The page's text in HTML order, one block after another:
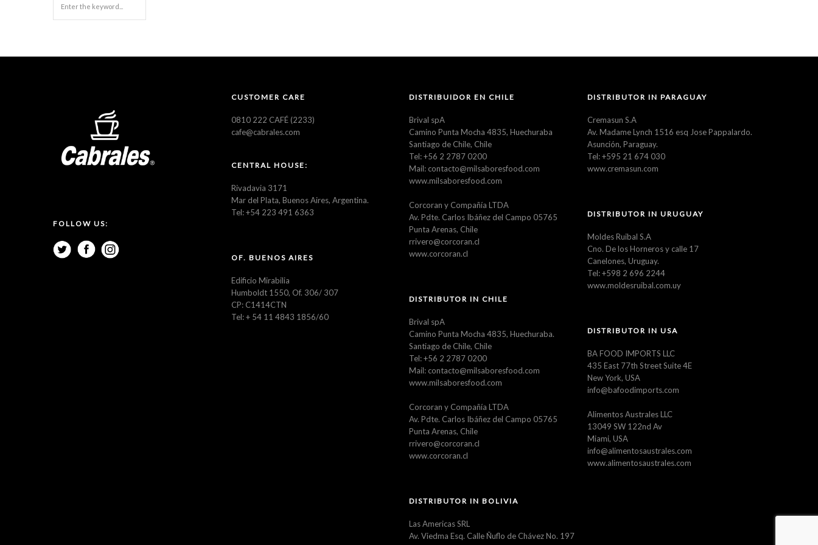
FOLLOW US:
CUSTOMER CARE
0810 222 CAFÉ (2233)
cafe@cabrales.com
CENTRAL HOUSE:
Rivadavia 3171
Mar del Plata, Buenos Aires, Argentina.
Tel: +54 223 491 6363
OF. BUENOS AIRES
Edificio Mirabilia
Humboldt 1550, Of. 306/ 307
CP: C1414CTN
Tel: + 54 11 4843 1856/60
DISTRIBUIDOR EN CHILE
Brival spA
Camino Punta Mocha 4835, Huechuraba
Santiago de Chile, Chile
Tel: +56 2 2787 0200
Mail: contacto@milsaboresfood.com
www.milsaboresfood.com
Corcoran y Compañía LTDA
Av. Pdte. Carlos Ibáñez del Campo 05765
Punta Arenas, Chile
rrivero@corcoran.cl
www.corcoran.cl
DISTRIBUTOR IN CHILE
Brival spA
Camino Punta Mocha 4835, Huechuraba.
Santiago de Chile, Chile
Tel: +56 2 2787 0200
Mail: contacto@milsaboresfood.com
www.milsaboresfood.com
Corcoran y Compañía LTDA
Av. Pdte. Carlos Ibáñez del Campo 05765
Punta Arenas, Chile
rrivero@corcoran.cl
www.corcoran.cl
DISTRIBUTOR IN BOLIVIA
Las Americas SRL
Av. Viedma Esq. Calle Ñuflo de Chávez No. 197
DISTRIBUTOR IN PARAGUAY
Cremasun S.A
Av. Madame Lynch 1516 esq Jose Pappalardo.
Asunción, Paraguay.
Tel: +595 21 674 030
www.cremasun.com
DISTRIBUTOR IN URUGUAY
Moldes Ruibal S.A
Cno. De los Horneros y calle 17
Canelones, Uruguay.
Tel: +598 2 696 2244
www.moldesruibal.com.uy
DISTRIBUTOR IN USA
BA FOOD IMPORTS LLC
435 East 77th Street Suite 4E
New York, USA
info@bafoodimports.com
Alimentos Australes LLC
13049 SW 122nd Av
Miami, USA
info@alimentosaustrales.com
www.alimentosaustrales.com